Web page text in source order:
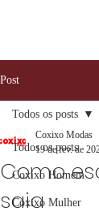
Post
Todos os posts
Coxixo Homem
Coxixo Mulher
Todos os posts
Como
saia
Coxixo Modas
19 de fev. de